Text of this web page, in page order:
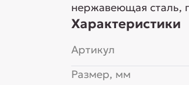
нержавеющая сталь,
Характеристики
Артикул
Размер, мм